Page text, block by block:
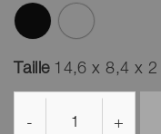
Taille 14,6 x 8,4 x 2
- +